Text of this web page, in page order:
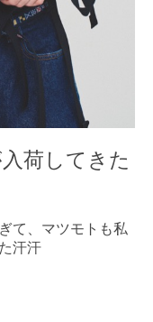
荷してきた
て、マツモトも私
汗汗